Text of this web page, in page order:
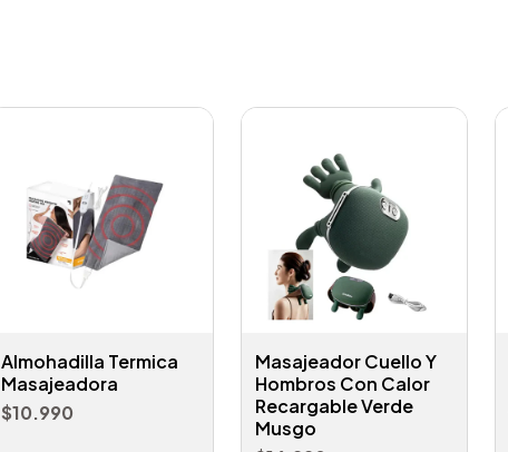
Almohadilla Termica
Masajeadora
$10.990
Masajeador Cuello Y
Hombros Con Calor
Recargable Verde
Musgo